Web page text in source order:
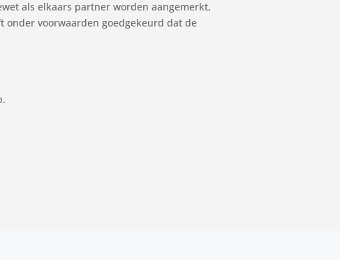
als elkaars partner worden aangemerkt,
onder voorwaarden goedgekeurd dat de